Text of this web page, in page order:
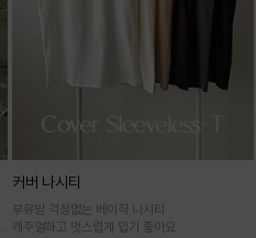
커버 나시티
부유방 걱정없는 베이직 나시티
캐주얼하고 멋스럽게 입기 좋아요